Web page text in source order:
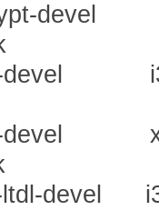
devel
devel
ltdl-